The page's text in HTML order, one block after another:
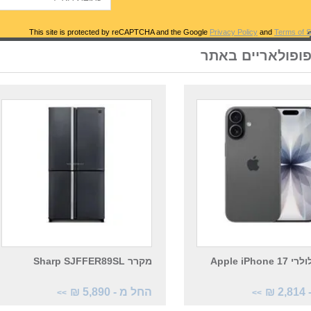
Privacy Policy and Terms of
באתר
טלפון סלולרי Apple iPhone 17
>>
מקרר Sharp SJFFER89SL
החל מ - 5,890 ₪ >>